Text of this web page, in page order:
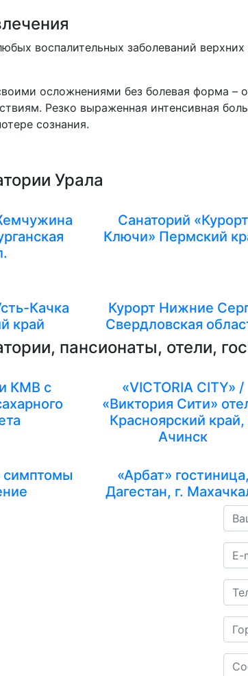
воспалительных заболеваний
осложнениями без болевая форма –
Резко выраженная интенсивная
сознания.
Урала
Санаторий «Курорт
Ключи» Пермский
Качка
край
Курорт Нижние
Свердловская
пансионаты, отели,
КМВ с
«VICTORIA CITY» /
«Виктория Сити»
Красноярский край,
Ачинск
симптомы
«Арбат» гостиница,
Дагестан, г.